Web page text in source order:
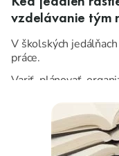
vzdelávanie tým
V školských
práce.
Variť, plánovať,
sa zvonku vôbec